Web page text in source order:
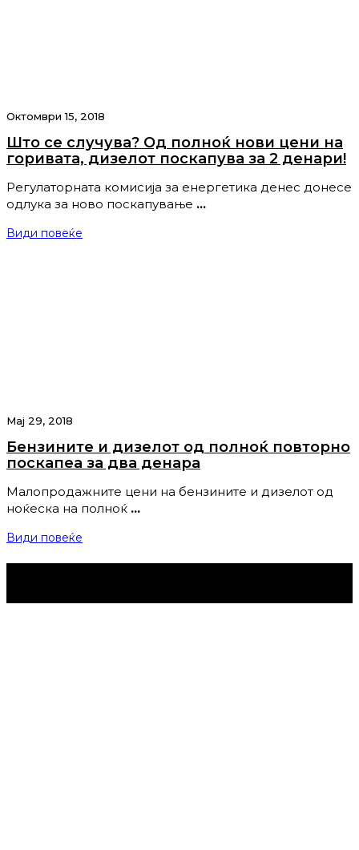
Октомври 15, 2018
Што се случува? Од полноќ нови цени на
горивата, дизелот поскапува за 2 денари!
Регулаторната комисија за енергетика денес донесе
одлука за ново поскапување …
Види повеќе
Мај 29, 2018
Бензините и дизелот од полноќ повторно
поскапеа за два денара
Малопродажните цени на бензините и дизелот од
ноќеска на полноќ …
Види повеќе